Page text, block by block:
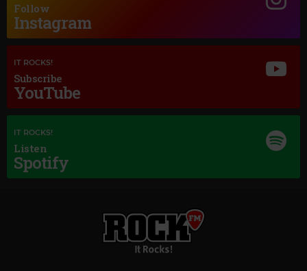
FRANK SINATRA–THE GIRL FROM IPANEMA
Magic Classic Music
Follow
Instagram
IT ROCKS!
Subscribe
YouTube
IT ROCKS!
Listen
Spotify